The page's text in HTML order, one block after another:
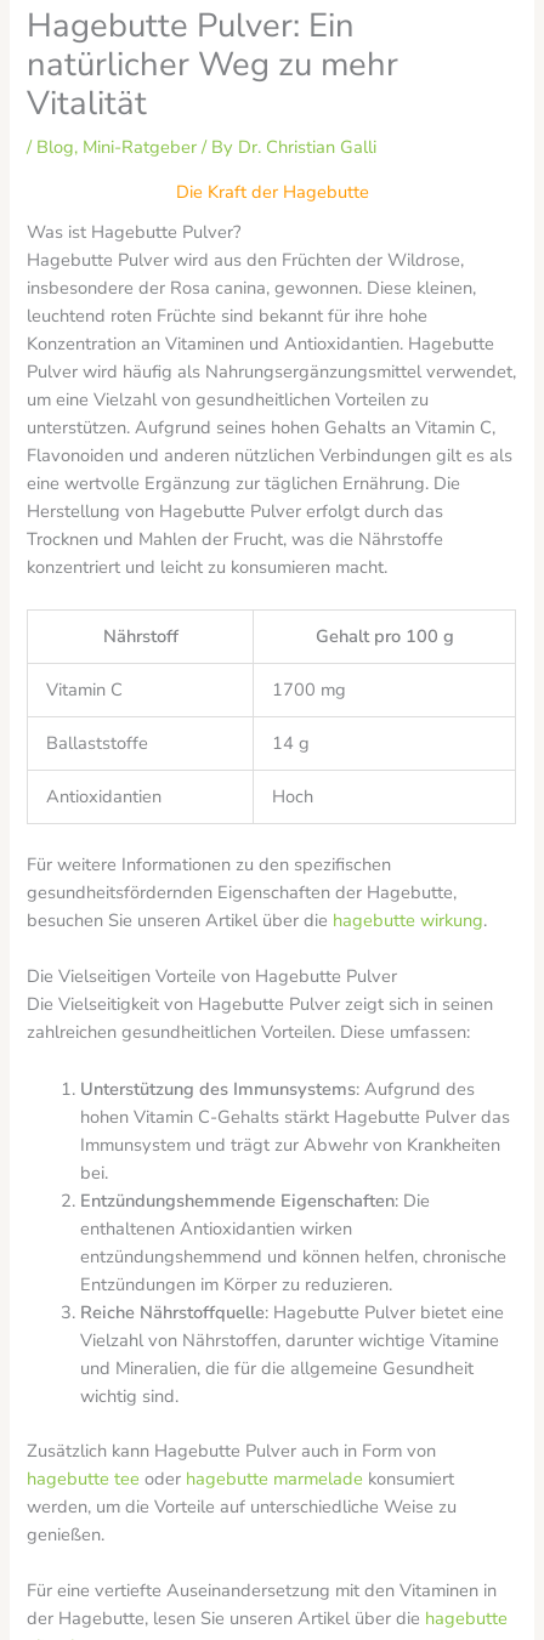
Hagebutte Pulver: Ein
natürlicher Weg zu mehr
Vitalität
/ Blog, Mini-Ratgeber / By Dr. Christian Galli
Die Kraft der Hagebutte
Was ist Hagebutte Pulver?
Hagebutte Pulver wird aus den Früchten der Wildrose,
insbesondere der Rosa canina, gewonnen. Diese kleinen,
leuchtend roten Früchte sind bekannt für ihre hohe
Konzentration an Vitaminen und Antioxidantien. Hagebutte
Pulver wird häufig als Nahrungsergänzungsmittel verwendet,
um eine Vielzahl von gesundheitlichen Vorteilen zu
unterstützen. Aufgrund seines hohen Gehalts an Vitamin C,
Flavonoiden und anderen nützlichen Verbindungen gilt es als
eine wertvolle Ergänzung zur täglichen Ernährung. Die
Herstellung von Hagebutte Pulver erfolgt durch das
Trocknen und Mahlen der Frucht, was die Nährstoffe
konzentriert und leicht zu konsumieren macht.
Nährstoff Gehalt pro 100 g
Vitamin C 1700 mg
Ballaststoffe 14 g
Antioxidantien Hoch
Für weitere Informationen zu den spezifischen
gesundheitsfördernden Eigenschaften der Hagebutte,
besuchen Sie unseren Artikel über die hagebutte wirkung.
Die Vielseitigen Vorteile von Hagebutte Pulver
Die Vielseitigkeit von Hagebutte Pulver zeigt sich in seinen
zahlreichen gesundheitlichen Vorteilen. Diese umfassen:
Unterstützung des Immunsystems: Aufgrund des
hohen Vitamin C-Gehalts stärkt Hagebutte Pulver das
Immunsystem und trägt zur Abwehr von Krankheiten
bei.
Entzündungshemmende Eigenschaften: Die
enthaltenen Antioxidantien wirken
entzündungshemmend und können helfen, chronische
Entzündungen im Körper zu reduzieren.
Reiche Nährstoffquelle: Hagebutte Pulver bietet eine
Vielzahl von Nährstoffen, darunter wichtige Vitamine
und Mineralien, die für die allgemeine Gesundheit
wichtig sind.
Zusätzlich kann Hagebutte Pulver auch in Form von
hagebutte tee oder hagebutte marmelade konsumiert
werden, um die Vorteile auf unterschiedliche Weise zu
genießen.
Für eine vertiefte Auseinandersetzung mit den Vitaminen in
der Hagebutte, lesen Sie unseren Artikel über die hagebutte